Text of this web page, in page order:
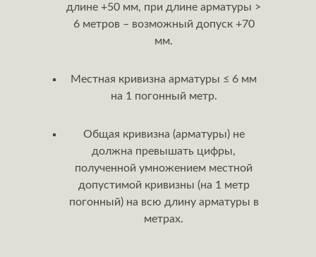
длине +50 мм, при длине арматуры >
6 метров – возможный допуск +70
мм.
Местная кривизна арматуры ≤ 6 мм
на 1 погонный метр.
Общая кривизна (арматуры) не
должна превышать цифры,
полученной умножением местной
допустимой кривизны (на 1 метр
погонный) на всю длину арматуры в
метрах.